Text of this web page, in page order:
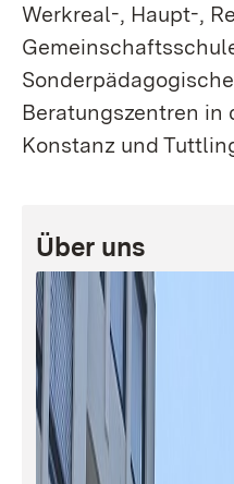
Werkreal-, Haupt-,
Beratungszentren in
Konstanz und
Über uns